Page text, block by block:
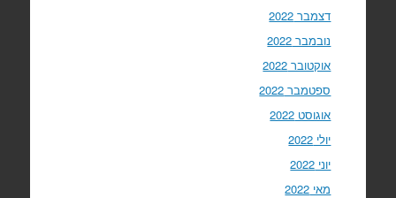
דצמבר 2022
נובמבר 2022
אוקטובר 2022
ספטמבר 2022
אוגוסט 2022
יולי 2022
יוני 2022
מאי 2022